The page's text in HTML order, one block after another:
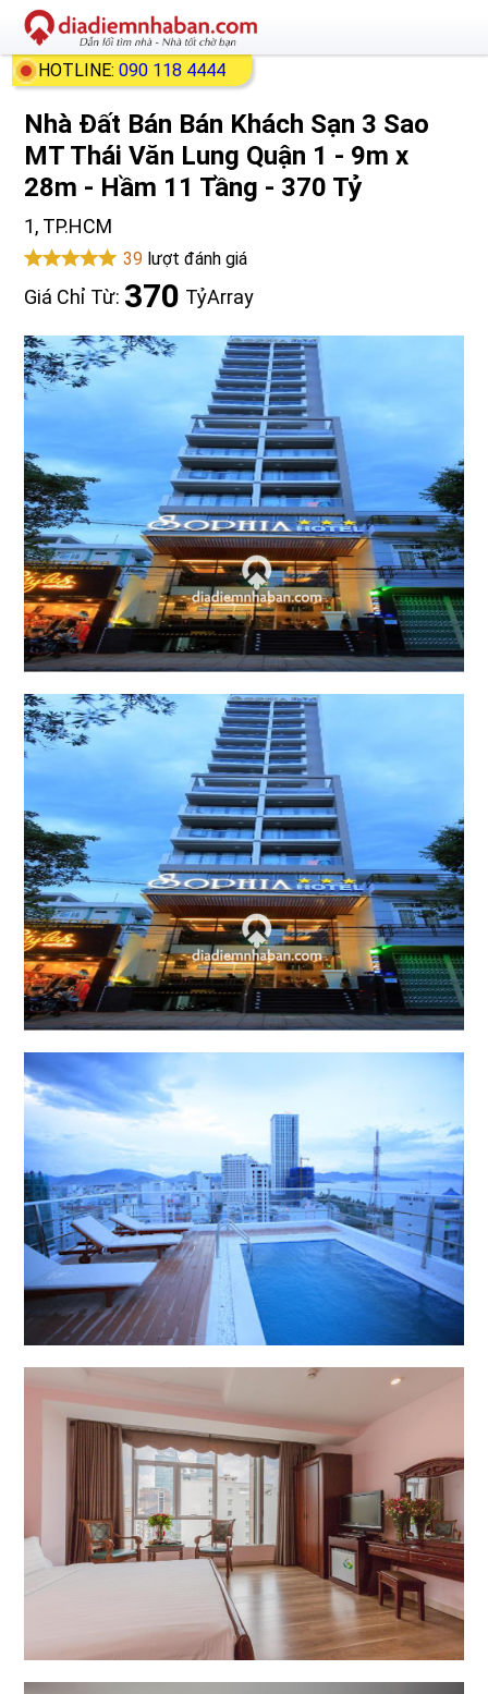
HOTLINE:090 118 4444
Nhà Đất Bán Bán Khách Sạn 3 Sao
MT Thái Văn Lung Quận 1 - 9m x
28m - Hầm 11 Tầng - 370 Tỷ
1, TP.HCM
39 lượt đánh giá
Giá Chỉ Từ: 370 TỷArray